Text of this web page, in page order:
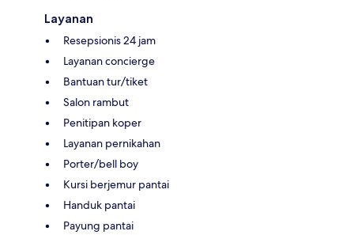
Layanan
Resepsionis 24 jam
Layanan concierge
Bantuan tur/tiket
Salon rambut
Penitipan koper
Layanan pernikahan
Porter/bell boy
Kursi berjemur pantai
Handuk pantai
Payung pantai